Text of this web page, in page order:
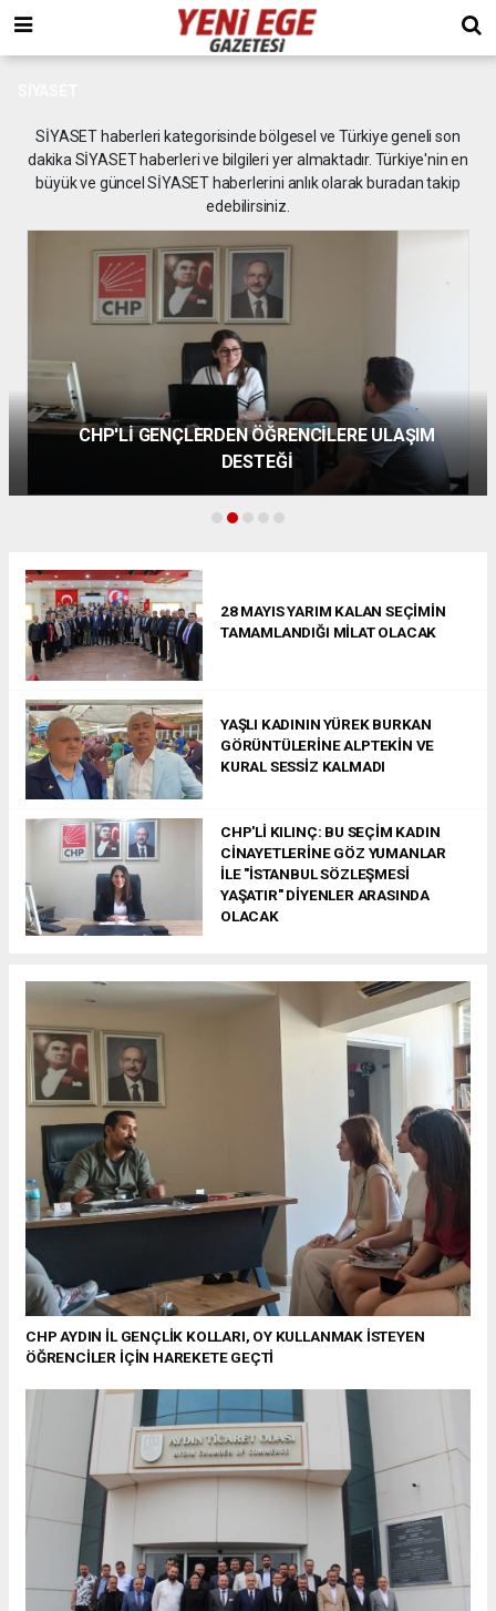
SİYASET haberleri kategorisinde bölgesel ve Türkiye geneli son
dakika SİYASET haberleri ve bilgileri yer almaktadır. Türkiye'nin en
büyük ve güncel SİYASET haberlerini anlık olarak buradan takip
edebilirsiniz.
NAZİLLİ’DE MİLLET İTTİFAKI’NDAN GÖVDE
GÖSTERİSİ
28 MAYIS YARIM KALAN SEÇİMİN
TAMAMLANDIĞI MİLAT OLACAK
YAŞLI KADININ YÜREK BURKAN
GÖRÜNTÜLERİNE ALPTEKİN VE
KURAL SESSİZ KALMADI
CHP'Lİ KILINÇ: BU SEÇİM KADIN
CİNAYETLERİNE GÖZ YUMANLAR
İLE "İSTANBUL SÖZLEŞMESİ
YAŞATIR" DİYENLER ARASINDA
OLACAK
CHP AYDIN İL GENÇLİK KOLLARI, OY KULLANMAK İSTEYEN
ÖĞRENCİLER İÇİN HAREKETE GEÇTİ